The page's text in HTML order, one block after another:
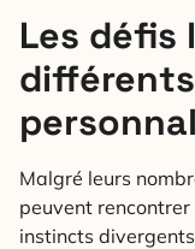
Les
Malgré leurs
peuvent
instincts